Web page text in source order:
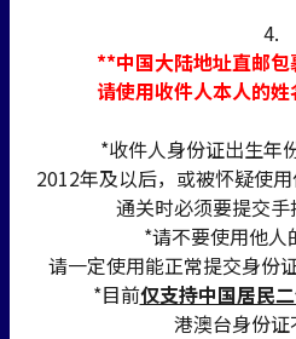
4.
**中国大陆地址直邮包
请使用收件人本人的
*收件人身份证出生年
2012年及以后，或被怀疑使用
通关时必须要提交手
*请不要使用他人
请一定使用能正常提交身份
*目前仅支持中国居民
港澳台身份证